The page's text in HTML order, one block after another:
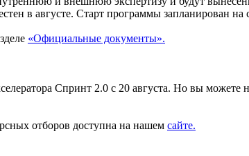
в августе. Старт программы запланирован
«Официальные документы».
Спринт 2.0 с 20 августа. Но вы можете
отборов доступна на нашем сайте.